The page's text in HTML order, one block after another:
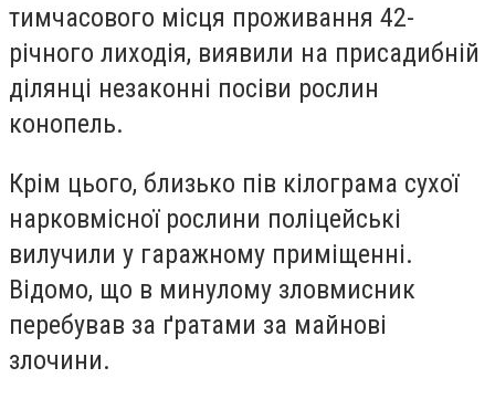
тимчасового місця проживання 42-
річного лиходія, виявили на присадибній
ділянці незаконні посіви рослин
конопель.
Крім цього, близько пів кілограма сухої
нарковмісної рослини поліцейські
вилучили у гаражному приміщенні.
Відомо, що в минулому зловмисник
перебував за ґратами за майнові
злочини.